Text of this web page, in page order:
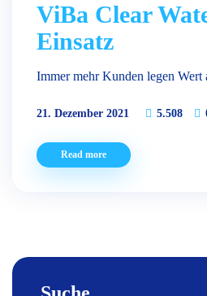
ViBa Clear
Einsatz
Immer mehr Kunden legen Wert
21. Dezember 2021 5.508
Read more